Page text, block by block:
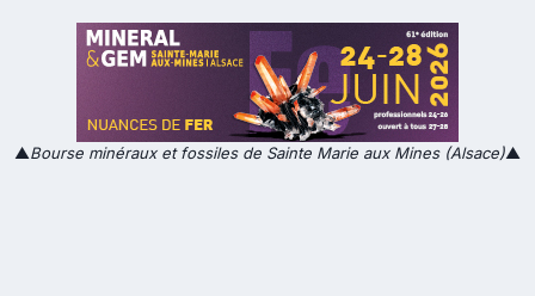
▲Bourse minéraux et fossiles de Sainte Marie aux Mines (Alsace)▲